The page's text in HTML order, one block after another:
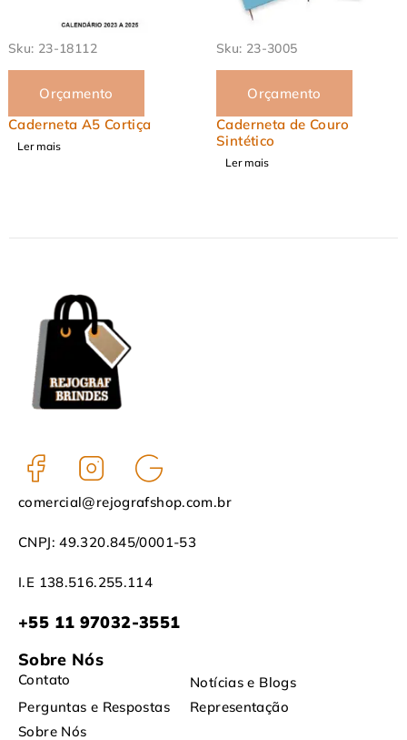
Sku: 23-18112
Orçamento
Caderneta A5 Cortiça
Ler mais
Sku: 23-3005
Orçamento
Caderneta de Couro
Sintético
Ler mais
comercial@rejografshop.com.br
CNPJ: 49.320.845/0001-53
I.E 138.516.255.114
+55 11 97032-3551
Sobre Nós
Contato
Notícias e Blogs
Perguntas e Respostas
Representação
Sobre Nós